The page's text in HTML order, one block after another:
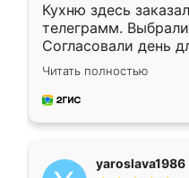
Кухню здесь
телеграмм.
Согласовали день
недели кухня была
довольны работой.
мебель за
Читать полностью
yaroslava1986